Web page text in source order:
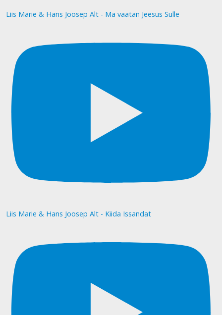
Liis Marie & Hans Joosep Alt - Ma vaatan Jeesus Sulle
Liis Marie & Hans Joosep Alt - Kiida Issandat